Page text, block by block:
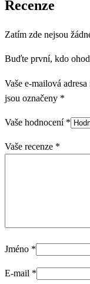
Recenze
Zatím zde nejsou
Buďte první, kdo
Vaše e-mailová
jsou označeny *
Vaše hodnocení *
Vaše recenze *
Jméno *
E-mail *